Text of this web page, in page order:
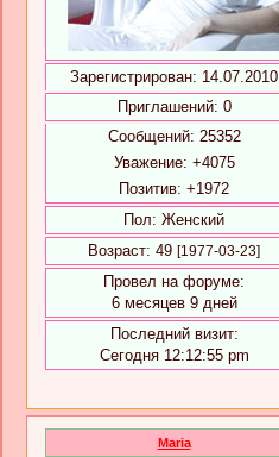
Зарегистрирован: 14.07.2010
Приглашений: 0
Сообщений: 25352
Уважение: +4075
Позитив: +1972
Пол: Женский
Возраст: 49 [1977-03-23]
Провел на форуме:
6 месяцев 9 дней
Последний визит:
Сегодня 12:12:55 pm
Maria